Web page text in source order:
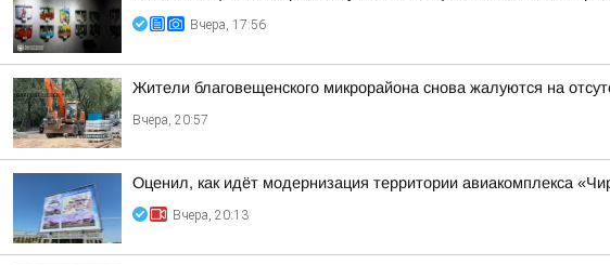
Вчера, 17:56
Жители благовещенского микрорайона снова жалуются на
Вчера, 20:57
Оценил, как идёт модернизация территории авиакомплекса
Вчера, 20:13